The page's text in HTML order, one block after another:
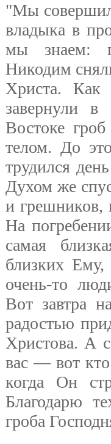
"Мы
владыка в
мы знаем:
Никодим
Христа. Как
завернули
Востоке
телом. До
трудился
Духом же
и грешников,
На
самая
близких
очень-то
Вот завтра
радостью
Христова. А
вас — вот
когда Он
Благодарю
гроба